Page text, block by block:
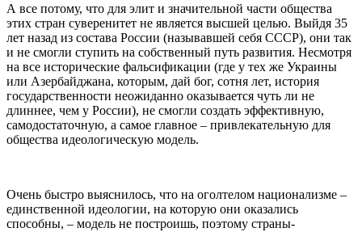
А все потому, что для элит и значительной части общества
этих стран суверенитет не является высшей целью. Выйдя 35
лет назад из состава России (называвшей себя СССР), они так
и не смогли ступить на собственный путь развития. Несмотря
на все исторические фальсификации (где у тех же Украины
или Азербайджана, которым, дай бог, сотня лет, история
государственности неожиданно оказывается чуть ли не
длиннее, чем у России), не смогли создать эффективную,
самодостаточную, а самое главное – привлекательную для
общества идеологическую модель.
Очень быстро выяснилось, что на оголтелом национализме –
единственной идеологии, на которую они оказались
способны, – модель не построишь, поэтому страны-